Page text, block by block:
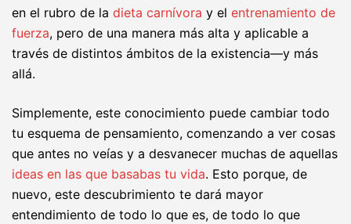
en el rubro de la dieta carnívora y el entrenamiento de
fuerza, pero de una manera más alta y aplicable a
través de distintos ámbitos de la existencia—y más
allá.
Simplemente, este conocimiento puede cambiar todo
tu esquema de pensamiento, comenzando a ver cosas
que antes no veías y a desvanecer muchas de aquellas
ideas en las que basabas tu vida. Esto porque, de
nuevo, este descubrimiento te dará mayor
entendimiento de todo lo que es, de todo lo que